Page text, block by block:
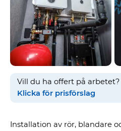
Vill du ha offert på arbetet?
Klicka för prisförslag
Installation av rör, blandare